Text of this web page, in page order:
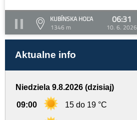
KUBÍNSKA HOĽA
1346 m
06:31
10. 6. 2026
Aktualne info
Niedziela 9.8.2026 (dzisiaj)
09:00 15 do 19 °C